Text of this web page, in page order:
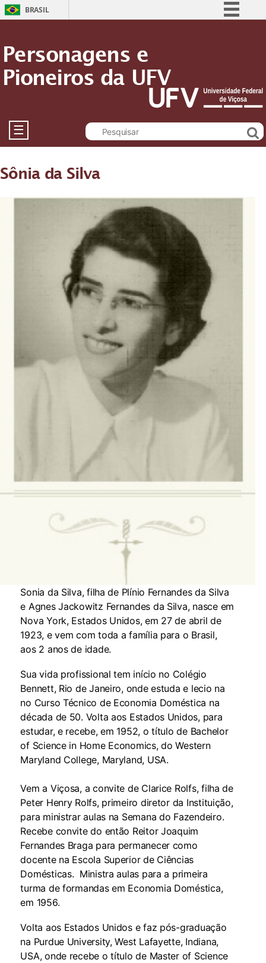
BRASIL
Acesso à informação
Legislação
Canais
Personagens e
Pioneiros da UFV
☰
Sônia da Silva
Sonia da Silva, filha de Plínio Fernandes da Silva
e Agnes Jackowitz Fernandes da Silva, nasce em
Nova York, Estados Unidos, em 27 de abril de
1923, e vem com toda a família para o Brasil,
aos 2 anos de idade.
Sua vida profissional tem início no Colégio
Bennett, Rio de Janeiro, onde estuda e lecio na
no Curso Técnico de Economia Doméstica na
década de 50. Volta aos Estados Unidos, para
estudar, e recebe, em 1952, o título de Bachelor
of Science in Home Economics, do Western
Maryland College, Maryland, USA.
Vem a Viçosa, a convite de Clarice Rolfs, filha de
Peter Henry Rolfs, primeiro diretor da Instituição,
para ministrar aulas na Semana do Fazendeiro.
Recebe convite do então Reitor Joaquim
Fernandes Braga para permanecer como
docente na Escola Superior de Ciências
Domésticas. Ministra aulas para a primeira
turma de formandas em Economia Doméstica,
em 1956.
Volta aos Estados Unidos e faz pós-graduação
na Purdue University, West Lafayette, Indiana,
USA, onde recebe o título de Master of Science